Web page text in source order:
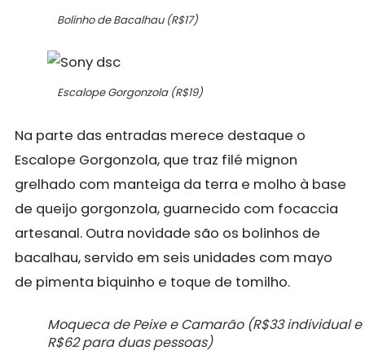
Bolinho de Bacalhau (R$17)
Escalope Gorgonzola (R$19)
Na parte das entradas merece destaque o
Escalope Gorgonzola, que traz filé mignon
grelhado com manteiga da terra e molho à base
de queijo gorgonzola, guarnecido com focaccia
artesanal. Outra novidade são os bolinhos de
bacalhau, servido em seis unidades com mayo
de pimenta biquinho e toque de tomilho.
Moqueca de Peixe e Camarão (R$33 individual e
R$62 para duas pessoas)